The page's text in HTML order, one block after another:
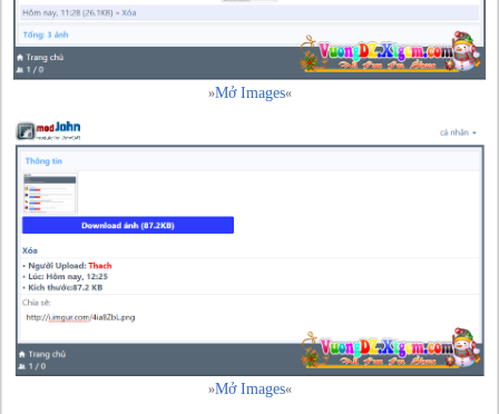
»Mở Images«
»Mở Images«